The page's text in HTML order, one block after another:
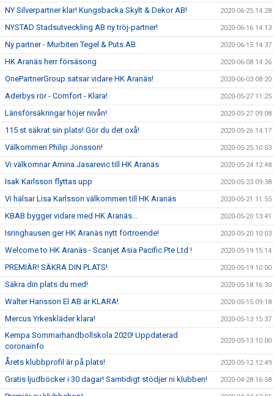
NY Silverpartner klar! Kungsbacka Skylt & Dekor AB! 2020-06-25 14:28
NYSTAD Stadsutveckling AB ny tröj-partner! 2020-06-16 14:13
Ny partner - Murbiten Tegel & Puts AB 2020-06-15 14:37
HK Aranäs herr försäsong 2020-06-08 14:26
OnePartnerGroup satsar vidare HK Aranäs! 2020-06-03 08:20
Aderbys rör - Comfort - Klara! 2020-05-27 11:25
Länsförsäkringar höjer nivån! 2020-05-27 09:08
115 st säkrat sin plats! Gör du det oxå! 2020-05-26 14:17
Välkommen Philip Jonsson! 2020-05-25 10:03
Vi välkomnar Amina Jasarevic till HK Aranäs 2020-05-24 12:48
Isak Karlsson flyttas upp 2020-05-23 09:38
Vi hälsar Lisa Karlsson välkommen till HK Aranäs 2020-05-21 11:55
KBAB bygger vidare med HK Aranäs... 2020-05-20 13:41
Isringhausen ger HK Aranäs nytt förtroende! 2020-05-20 10:03
Welcome to HK Aranäs - Scanjet Asia Pacific Pte Ltd ! 2020-05-19 15:14
PREMIÄR! SÄKRA DIN PLATS! 2020-05-19 10:00
Säkra din plats du med! 2020-05-18 16:30
Walter Hansson El AB är KLARA! 2020-05-15 09:18
Mercus Yrkeskläder klara! 2020-05-13 15:37
Kempa Sommarhandbollskola 2020! Uppdaterad
coronainfo
2020-05-13 10:00
Årets klubbprofil är på plats! 2020-05-12 12:49
Gratis ljudböcker i 30 dagar! Samtidigt stödjer ni klubben! 2020-04-28 16:58